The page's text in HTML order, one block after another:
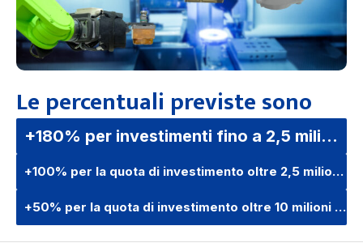
Le percentuali previste sono
+180% per investimenti fino a 2,5 milioni di euro
+100% per la quota di investimento oltre 2,5 milioni e fino a 10 milioni di euro
+50% per la quota di investimento oltre 10 milioni e fino a 20 milioni di euro